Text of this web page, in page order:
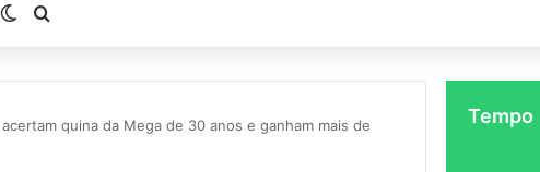
Lateral
Switch skin
quina da Mega de 30 anos e ganham mais de
Tempo